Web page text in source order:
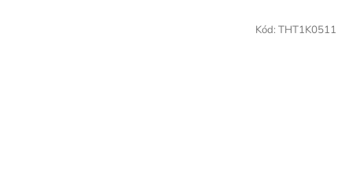
Kód: THT1K0511